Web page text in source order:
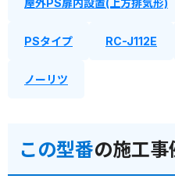
屋外PS扉内設置(上方排気形)
PSタイプ RC-J112E
ノーリツ
この型番の施工事